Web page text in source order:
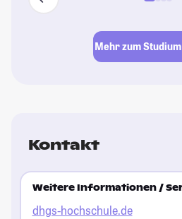
Mehr zum
Kontakt
Weitere Informationen /
dhgs-hochschule.de